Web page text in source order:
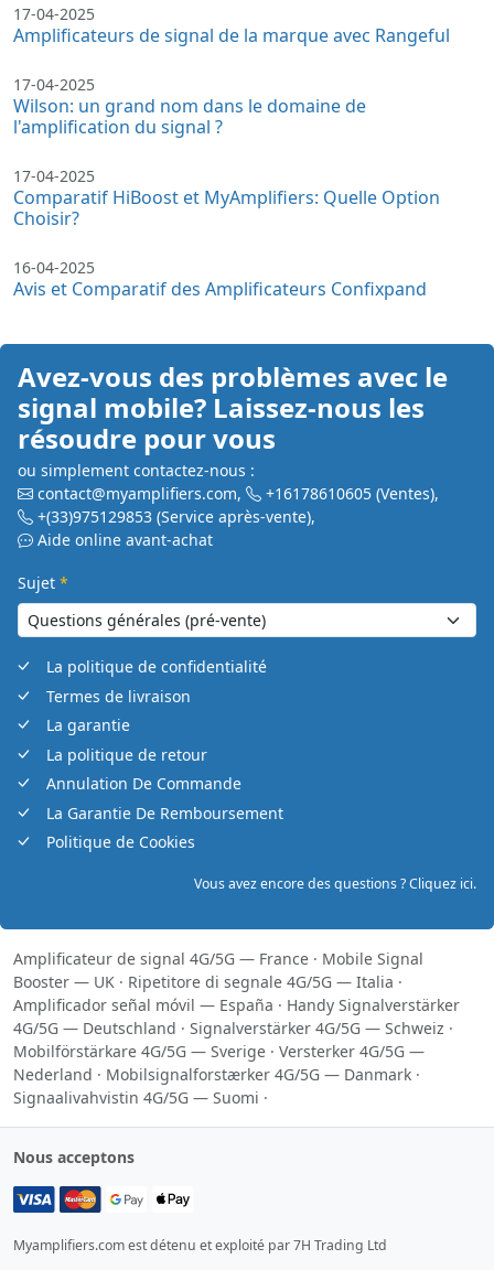
17-04-2025
Amplificateurs de signal de la marque avec Rangeful
17-04-2025
Wilson: un grand nom dans le domaine de
l'amplification du signal ?
17-04-2025
Comparatif HiBoost et MyAmplifiers: Quelle Option
Choisir?
16-04-2025
Avis et Comparatif des Amplificateurs Confixpand
Avez-vous des problèmes avec le
signal mobile? Laissez-nous les
résoudre pour vous
ou simplement contactez-nous :
contact@myamplifiers.com, +16178610605 (Ventes),
+(33)975129853 (Service après-vente),
Aide online avant-achat
Sujet *
La politique de confidentialité
Termes de livraison
La garantie
La politique de retour
Annulation De Commande
La Garantie De Remboursement
Politique de Cookies
Vous avez encore des questions ? Cliquez ici.
Amplificateur de signal 4G/5G — France · Mobile Signal
Booster — UK · Ripetitore di segnale 4G/5G — Italia ·
Amplificador señal móvil — España · Handy Signalverstärker
4G/5G — Deutschland · Signalverstärker 4G/5G — Schweiz ·
Mobilförstärkare 4G/5G — Sverige · Versterker 4G/5G —
Nederland · Mobilsignalforstærker 4G/5G — Danmark ·
Signaalivahvistin 4G/5G — Suomi ·
Nous acceptons
Myamplifiers.com est détenu et exploité par 7H Trading Ltd